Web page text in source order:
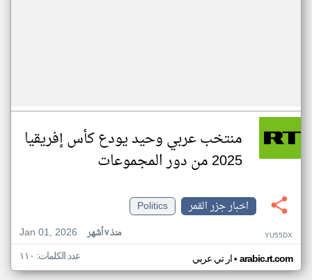
منتخب عربي وحيد يودع كأس إفريقيا
2025 من دور المجموعات
اخبار جزر القمر
Politics
Jan 01, 2026
منذ ٧ أشهر YU55DX
ار تي عربي• arabic.rt.com عدد الكلمات: ١١٠